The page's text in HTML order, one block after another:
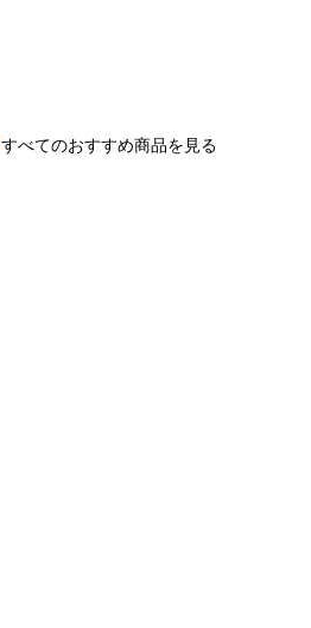
すべてのおすすめ商品を見る